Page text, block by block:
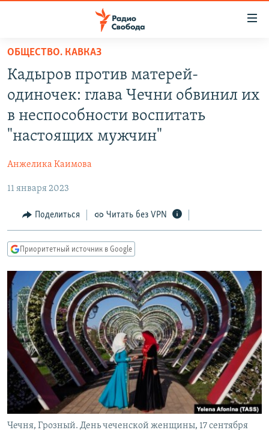
упрощенного
доступа
основному
содержанию
навигации
Вернутся
поиску
ПОДКАСТЫ
АВТОРСКИЕ ПРОЕКТЫ
ЦИТАТЫ СВОБОДЫ
IDEL.РЕАЛИИ
КАВКАЗ.РЕАЛИИ
СИБИРЬ.РЕАЛИИ
РАСПИСАНИЕ ВЕЩАНИЯ
ПОДПИШИТЕСЬ НА РАССЫЛКУ
СОЦИАЛЬНЫЕ СЕТИ
Все сайты РСЕ/РС
ОБЩЕСТВО. КАВКАЗ
Кадыров против матерей-
одиночек: глава Чечни обвинил их
в неспособности воспитать
"настоящих мужчин"
Анжелика Каимова
11 января 2023
Поделиться Читать без VPN
Приоритетный источник в Google
Чечня, Грозный. День чеченской женщины, 17 сентября